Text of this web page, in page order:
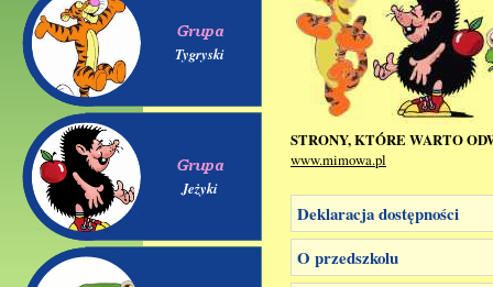
Tygryski
Jeżyki
STRONY, KTÓRE WARTO
www.mimowa.pl
Deklaracja dostępności
O przedszkolu